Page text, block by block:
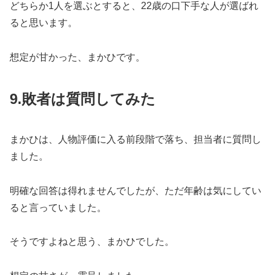
どちらか1人を選ぶとすると、22歳の口下手な人が選ばれ
ると思います。
想定が甘かった、まかひです。
9.敗者は質問してみた
まかひは、人物評価に入る前段階で落ち、担当者に質問し
ました。
明確な回答は得れませんでしたが、ただ年齢は気にしてい
ると言っていました。
そうですよねと思う、まかひでした。